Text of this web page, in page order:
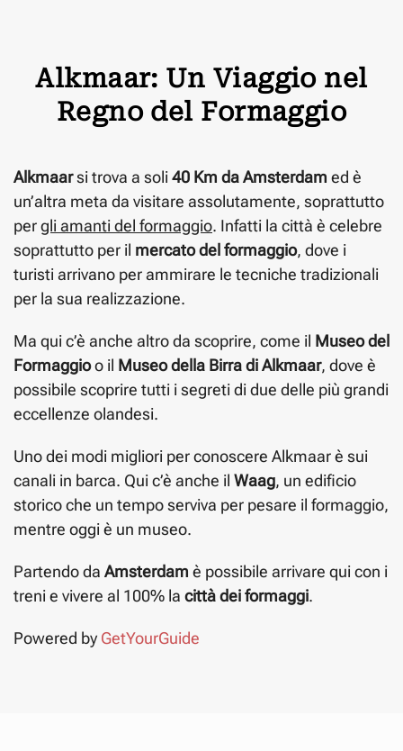
Alkmaar: Un Viaggio nel
Regno del Formaggio
Alkmaarsi trova a soli 40 Km da Amsterdam ed è
un’altra meta da visitare assolutamente, soprattutto
pergli amanti del formaggio. Infatti la città è celebre
soprattutto per il mercato del formaggio, dove i
turisti arrivano per ammirare le tecniche tradizionali
per la sua realizzazione.
Ma qui c’è anche altro da scoprire, come il Museo del
Formaggioo il Museo della Birra di Alkmaar, dove è
possibile scoprire tutti i segreti di due delle più grandi
eccellenze olandesi.
Uno dei modi migliori per conoscere Alkmaar è sui
canali in barca. Qui c’è anche il Waag, un edificio
storico che un tempo serviva per pesare il formaggio,
mentre oggi è un museo.
Partendo da Amsterdam è possibile arrivare qui con i
treni e vivere al 100% la città dei formaggi.
Powered by GetYourGuide